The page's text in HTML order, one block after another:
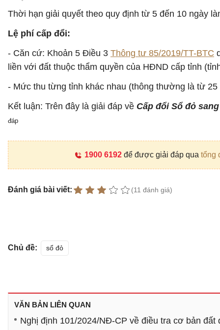
Thời hạn giải quyết theo quy định từ 5 đến 10 ngày
Lệ phí cấp đổi:
- Căn cứ: Khoản 5 Điều 3 Thông tư 85/2019/TT-BTC
liền với đất thuộc thẩm quyền của HĐND cấp tỉnh
- Mức thu từng tỉnh khác nhau (thông thường là từ
Kết luận: Trên đây là giải đáp về Cấp đổi Sổ đỏ
đáp
1900 6192để được giải đáp qua tổng
Đánh giá bài viết: (11 đánh giá)
Chủ đề: sổ đỏ
VĂN BẢN LIÊN QUAN
Nghị định 101/2024/NĐ-CP về điều tra cơ bản